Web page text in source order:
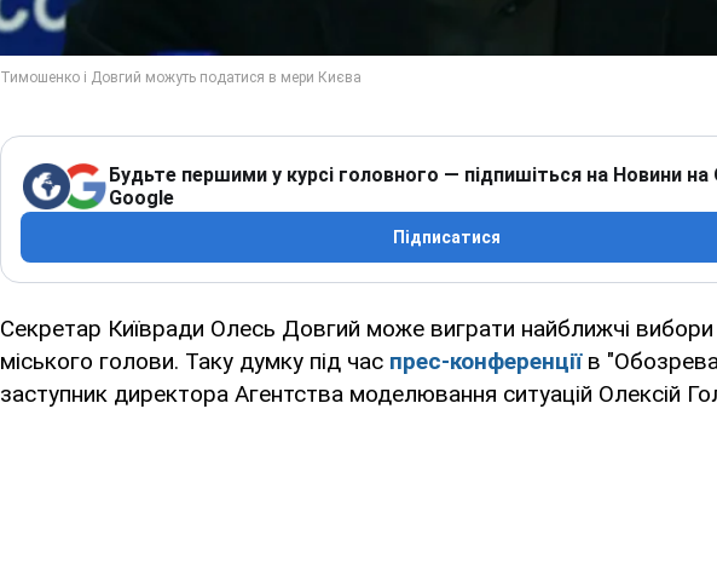
Будьте першими у курсі головного — підпишіться на Новини на
Google
Підписатися
Секретар Київради Олесь Довгий може виграти найближчі вибори
міського голови. Таку думку під час прес-конференціїв
заступник директора Агентства моделювання ситуацій Олексій